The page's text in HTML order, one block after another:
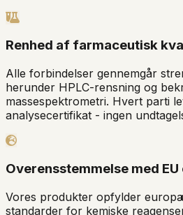
Renhed af farmaceutisk
Alle forbindelser gennemgår
herunder HPLC-rensning og
massespektrometri. Hvert parti
analysecertifikat - ingen
Overensstemmelse med EU
Vores produkter opfylder
standarder for kemiske